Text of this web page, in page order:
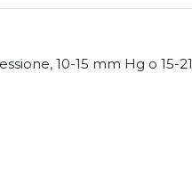
10-15 mm Hg o 15-21